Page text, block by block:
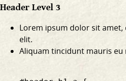
Header Level 3
Lorem ipsum dolor sit
elit.
Aliquam tincidunt mauris eu